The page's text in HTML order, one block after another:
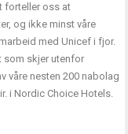
forteller oss at
og ikke minst våre
med Unicef i fjor.
som skjer utenfor
våre nesten 200 nabolag
i Nordic Choice Hotels.